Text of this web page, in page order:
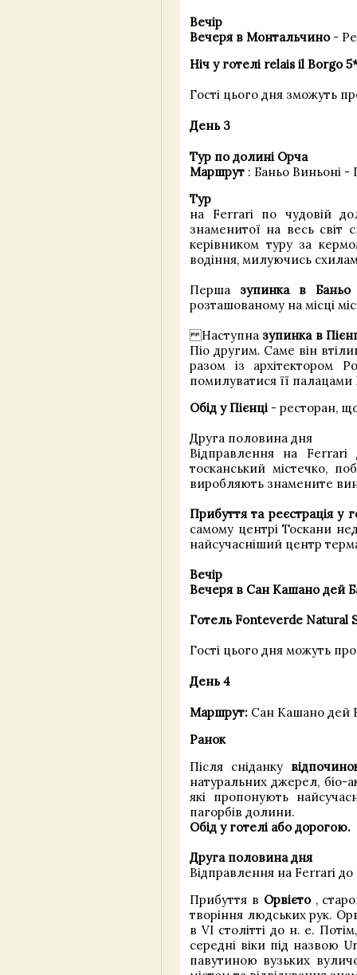
Вечір
Вечеря в Монтальчино-
Ніч у готелі relais il Borgo
Гості цього дня зможуть
День 3
Тур по долині Орча
Маршрут : Баньо Виньоні
Тур
на Ferrari по чудовій
знаменитої на весь світ
керівником туру за
водіння, милуючись
Перша зупинка в Баньо
розташованому на місці
Наступна зупинка в
Піо другим. Саме він
разом із архітектором
помилуватися її
Обід у Пієнці - ресторан,
Друга половина дня
Відправлення на
тосканський містечко,
виробляють знамените
Прибуття та реєстрація у
самому центрі Тоскани
найсучасніший центр
Вечір
Вечеря в Сан Кашано дей
Готель Fonteverde Natural
Гості цього дня можуть
День 4
Маршрут: Сан Кашано дей
Ранок
Після сніданку
натуральних джерел, біо-
які пропонують
пагорбів долини.
Обід у готелі або дорогою.
Друга половина дня
Відправлення на Ferrari до
Прибуття в Орвієто,
творіння людських рук.
в VI столітті до н. е.
середні віки під назвою
павутиною вузьких